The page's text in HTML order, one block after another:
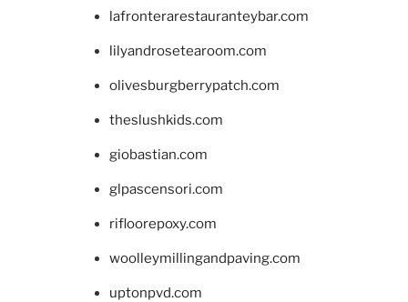
lafronterarestauranteybar.com
lilyandrosetearoom.com
olivesburgberrypatch.com
theslushkids.com
giobastian.com
glpascensori.com
rifloorepoxy.com
woolleymillingandpaving.com
uptonpvd.com